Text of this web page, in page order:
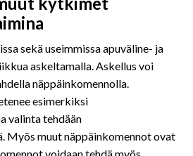
sekä useimmissa apuväline- ja
askeltamalla. Askellus voi
näppäinkomennolla.
esimerkiksi
valinta tehdään
Myös muut näppäinkomennot ovat